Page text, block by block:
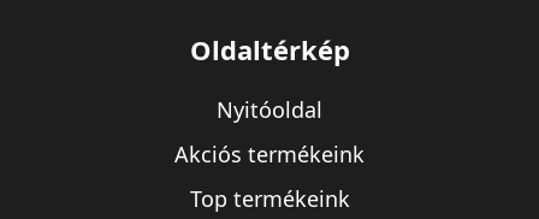
Oldaltérkép
Nyitóoldal
Akciós termékeink
Top termékeink